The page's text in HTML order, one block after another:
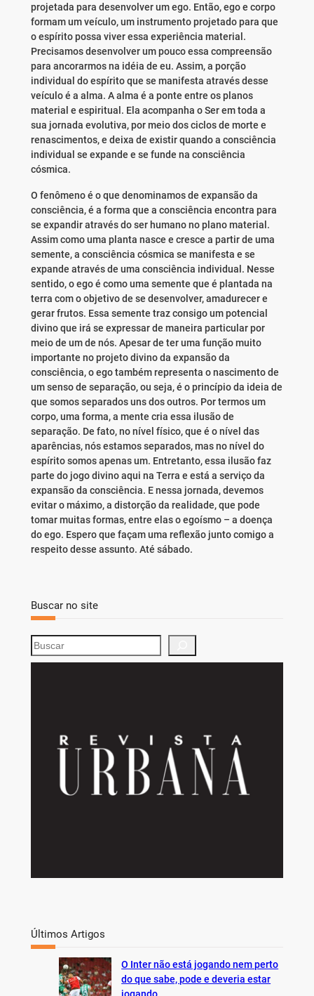
projetada para desenvolver um ego. Então, ego e corpo
formam um veículo, um instrumento projetado para que
o espírito possa viver essa experiência material.
Precisamos desenvolver um pouco essa compreensão
para ancorarmos na idéia de eu. Assim, a porção
individual do espírito que se manifesta através desse
veículo é a alma. A alma é a ponte entre os planos
material e espiritual. Ela acompanha o Ser em toda a
sua jornada evolutiva, por meio dos ciclos de morte e
renascimentos, e deixa de existir quando a consciência
individual se expande e se funde na consciência
cósmica.
O fenômeno é o que denominamos de expansão da
consciência, é a forma que a consciência encontra para
se expandir através do ser humano no plano material.
Assim como uma planta nasce e cresce a partir de uma
semente, a consciência cósmica se manifesta e se
expande através de uma consciência individual. Nesse
sentido, o ego é como uma semente que é plantada na
terra com o objetivo de se desenvolver, amadurecer e
gerar frutos. Essa semente traz consigo um potencial
divino que irá se expressar de maneira particular por
meio de um de nós. Apesar de ter uma função muito
importante no projeto divino da expansão da
consciência, o ego também representa o nascimento de
um senso de separação, ou seja, é o princípio da ideia de
que somos separados uns dos outros. Por termos um
corpo, uma forma, a mente cria essa ilusão de
separação. De fato, no nível físico, que é o nível das
aparências, nós estamos separados, mas no nível do
espírito somos apenas um. Entretanto, essa ilusão faz
parte do jogo divino aqui na Terra e está a serviço da
expansão da consciência. E nessa jornada, devemos
evitar o máximo, a distorção da realidade, que pode
tomar muitas formas, entre elas o egoísmo – a doença
do ego. Espero que façam uma reflexão junto comigo a
respeito desse assunto. Até sábado.
Buscar no site
S
e
Últimos Artigos
O Inter não está jogando nem perto
do que sabe, pode e deveria estar